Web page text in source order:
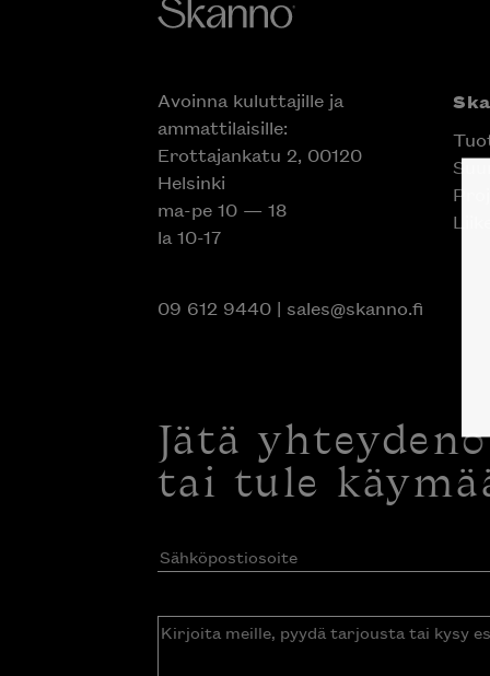
Avoinna kuluttajille ja
ammattilaisille:
Erottajankatu 2, 00120
Helsinki
ma-pe 10 — 18
la 10-17
09 612 9440| sales@skanno.fi
Jätä
tai tule
Sähköpostiosoite(Pakollinen)
Kirjoita